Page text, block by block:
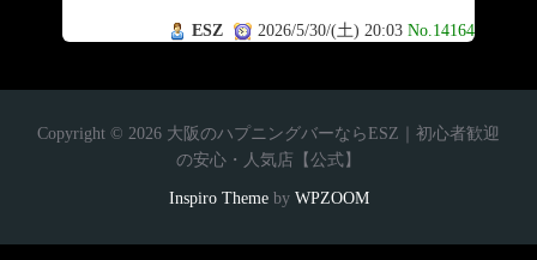
ESZ 2026/5/30/(土) 20:03 No.14164
Copyright © 2026 大阪のハプニングバーならESZ｜初心者歓迎
の安心・人気店【公式】
Inspiro Themeby WPZOOM